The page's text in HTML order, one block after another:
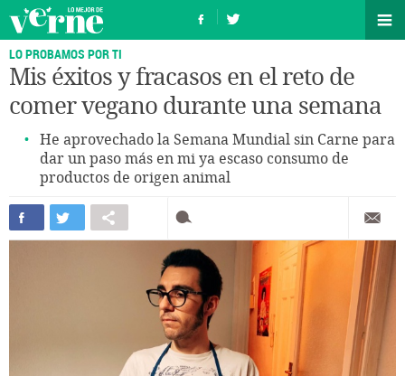
LO PROBAMOS POR TI
Mis éxitos y fracasos en el reto de
comer vegano durante una semana
He aprovechado la Semana Mundial sin Carne para
dar un paso más en mi ya escaso consumo de
productos de origen animal